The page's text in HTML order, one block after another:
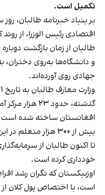
تکمیل است.
بر بنیاد خبرنامه طالبان،
اقتصادی رئیس الوزرا، از روند
طالبان از زمان بازگشت
و دانشگاه‌ها به‌روی
جهادی روی آورده‌اند.
گذشته، حدود
افغانستان ساخته شده است.
بیش از ۳۰۰ هزار متعلم در این مراکز جذب شده‌اند.
تا اکنون طالبان از
خودداری کرده است.
اوزبیکستان که نگران رشد
است، با اختصاص پول کلان